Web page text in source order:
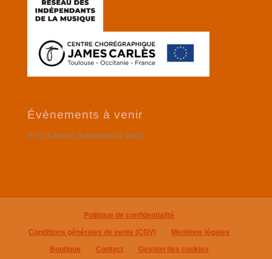
Évènements à venir
Il n’y a aucun évènement à venir.
Politique de confidentialité
Conditions générales de vente (CGV)
Mentions légales
Boutique
Contact Gestion des cookies